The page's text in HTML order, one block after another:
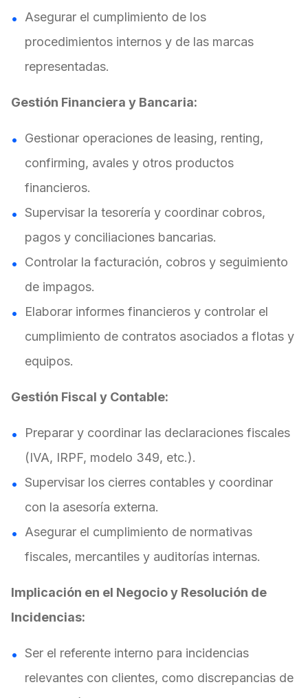
Asegurar el cumplimiento de los
procedimientos internos y de las marcas
representadas.
Gestión Financiera y Bancaria:
Gestionar operaciones de leasing, renting,
confirming, avales y otros productos
financieros.
Supervisar la tesorería y coordinar cobros,
pagos y conciliaciones bancarias.
Controlar la facturación, cobros y seguimiento
de impagos.
Elaborar informes financieros y controlar el
cumplimiento de contratos asociados a flotas y
equipos.
Gestión Fiscal y Contable:
Preparar y coordinar las declaraciones fiscales
(IVA, IRPF, modelo 349, etc.).
Supervisar los cierres contables y coordinar
con la asesoría externa.
Asegurar el cumplimiento de normativas
fiscales, mercantiles y auditorías internas.
Implicación en el Negocio y Resolución de
Incidencias:
Ser el referente interno para incidencias
relevantes con clientes, como discrepancias de